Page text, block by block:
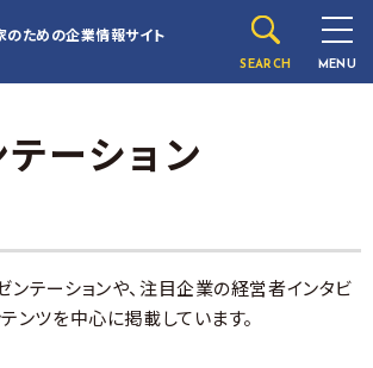
のための企業情報サイト
SEARCH MENU
ーション
ンテーションや、注目企業の経営者インタビ
ンツを中心に掲載しています。